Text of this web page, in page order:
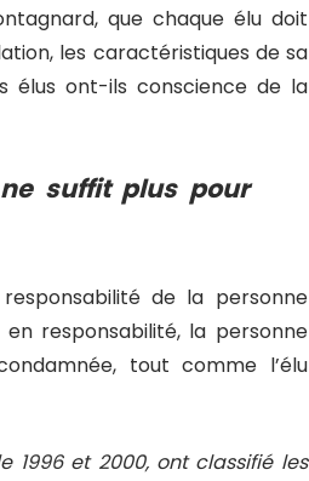
que chaque élu doit
les caractéristiques de sa
élus ont-ils conscience de la
suffit plus pour
de la personne
en responsabilité, la personne
tout comme l’élu
1996 et 2000, ont classifié les